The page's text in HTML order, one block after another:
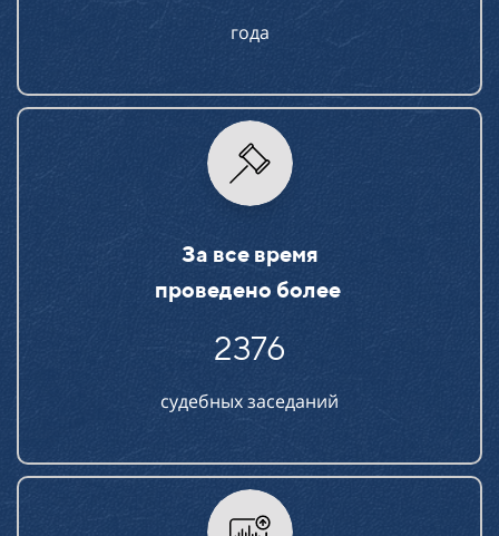
года
За все время
проведено более
2376
судебных заседаний